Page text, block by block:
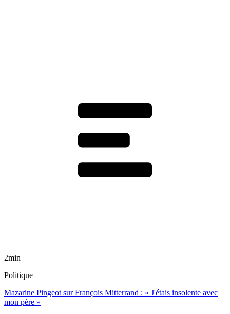
2min
Politique
Mazarine Pingeot sur François Mitterrand : « J'étais insolente avec
mon père »